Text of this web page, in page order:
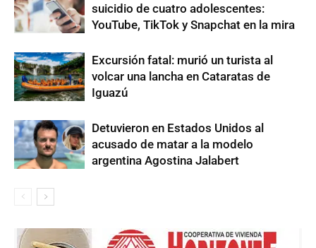
suicidio de cuatro adolescentes:
YouTube, TikTok y Snapchat en la mira
Excursión fatal: murió un turista al
volcar una lancha en Cataratas de
Iguazú
Detuvieron en Estados Unidos al
acusado de matar a la modelo
argentina Agostina Jalabert